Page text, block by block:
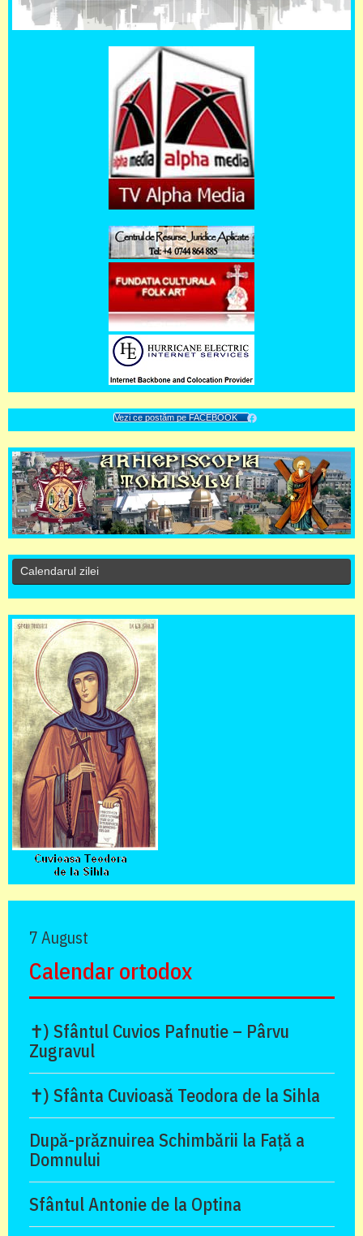
Vezi ce postăm pe FACEBOOK
Calendarul zilei
7 August
Calendar ortodox
✝) Sfântul Cuvios Pafnutie – Pârvu
Zugravul
✝) Sfânta Cuvioasă Teodora de la Sihla
După-prăznuirea Schimbării la Față a
Domnului
Sfântul Antonie de la Optina